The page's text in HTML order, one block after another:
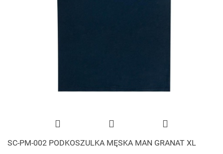
SC-PM-002 PODKOSZULKA MĘSKA MAN GRANAT XL